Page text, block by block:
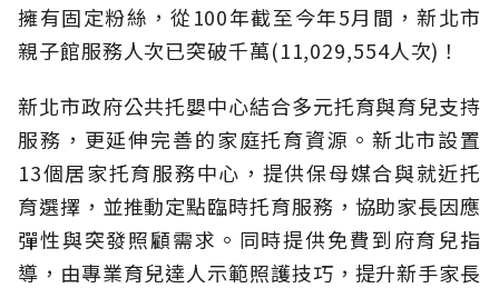
擁有固定粉絲，從100年截至今年5月間，新北市
親子館服務人次已突破千萬(11,029,554人次)！
新北市政府公共托嬰中心結合多元托育與育兒支持
服務，更延伸完善的家庭托育資源。新北市設置
13個居家托育服務中心，提供保母媒合與就近托
育選擇，並推動定點臨時托育服務，協助家長因應
彈性與突發照顧需求。同時提供免費到府育兒指
導，由專業育兒達人示範照護技巧，提升新手家長